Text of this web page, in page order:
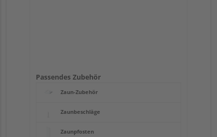
Passendes Zubehör
Zaun-Zubehör
Zaunbeschläge
Zaunpfosten